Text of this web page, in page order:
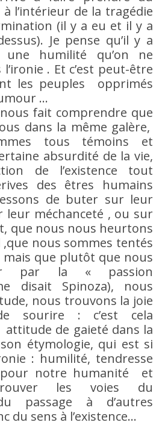
à l’intérieur de la tragédie
(il y a eu et il y a
Je pense qu’il y a
une humilité qu’on ne
. Et c’est peut-être
les peuples opprimés
…
fait comprendre que
dans la même galère,
tous témoins et
absurdité de la vie,
de l’existence tout
des êtres humains
de buter sur leur
leur méchanceté , ou sur
que nous nous heurtons
,que nous sommes tentés
mais que plutôt que nous
par la « passion
disait Spinoza), nous
nous trouvons la joie
sourire : c’est cela
attitude de gaieté dans la
étymologie, qui est si
: humilité, tendresse
pour notre humanité et
les voies du
passage à d’autres
du sens à l’existence…